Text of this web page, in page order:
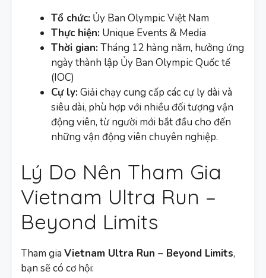
Tổ chức: Ủy Ban Olympic Việt Nam
Thực hiện: Unique Events & Media
Thời gian:Tháng 12 hàng năm, hưởng ứng
ngày thành lập Ủy Ban Olympic Quốc tế
(IOC)
Cự ly:Giải chạy cung cấp các cự ly dài và
siêu dài, phù hợp với nhiều đối tượng vận
động viên, từ người mới bắt đầu cho đến
những vận động viên chuyên nghiệp.
Lý Do Nên Tham Gia
Vietnam Ultra Run –
Beyond Limits
Tham gia Vietnam Ultra Run – Beyond Limits,
bạn sẽ có cơ hội: